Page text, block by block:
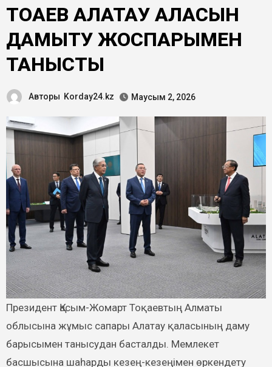
ТОҚАЕВ АЛАТАУ ҚАЛАСЫН
ДАМЫТУ ЖОСПАРЫМЕН
ТАНЫСТЫ
Авторы Korday24.kz Маусым 2, 2026
Президент Қасым-Жомарт Тоқаевтың Алматы
облысына жұмыс сапары Алатау қаласының даму
барысымен танысудан басталды. Мемлекет
басшысына шаһарды кезең-кезеңімен өркендету